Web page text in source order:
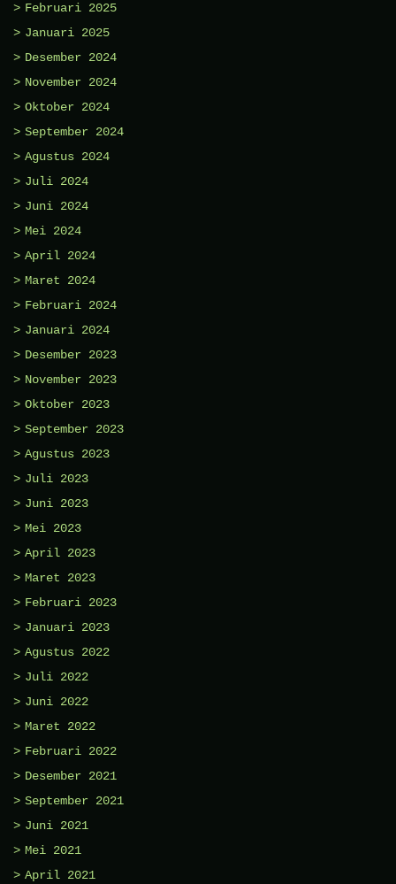
Februari 2025
Januari 2025
Desember 2024
November 2024
Oktober 2024
September 2024
Agustus 2024
Juli 2024
Juni 2024
Mei 2024
April 2024
Maret 2024
Februari 2024
Januari 2024
Desember 2023
November 2023
Oktober 2023
September 2023
Agustus 2023
Juli 2023
Juni 2023
Mei 2023
April 2023
Maret 2023
Februari 2023
Januari 2023
Agustus 2022
Juli 2022
Juni 2022
Maret 2022
Februari 2022
Desember 2021
September 2021
Juni 2021
Mei 2021
April 2021